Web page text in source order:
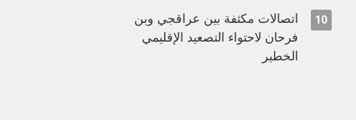
10
اتصالات مكثفة بين عراقجي وبن
فرحان لاحتواء التصعيد الإقليمي
الخطير